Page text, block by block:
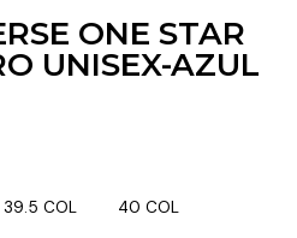
ONE STAR
UNISEX-AZUL
39.5 COL 40 COL